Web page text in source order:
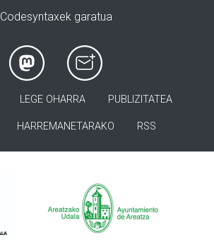
Codesyntaxek garatua
LEGE OHARRA PUBLIZITATEA
HARREMANETARAKO RSS